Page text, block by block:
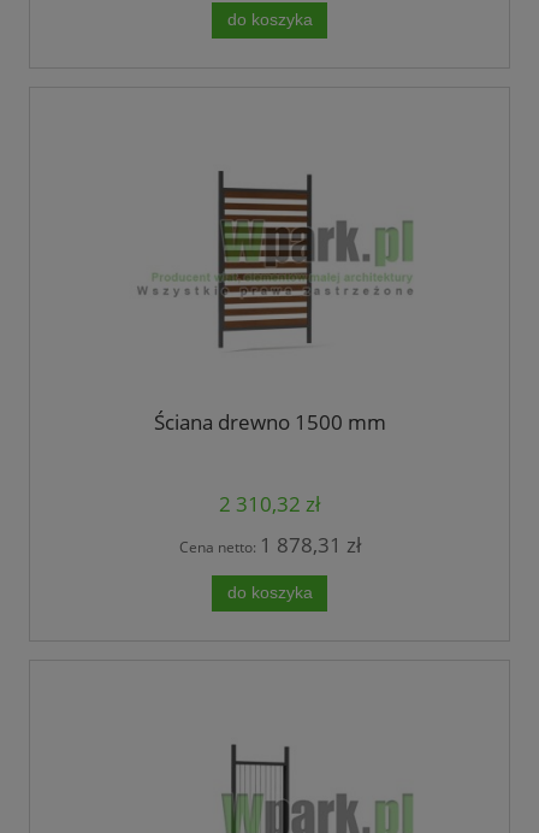
do koszyka
Ściana drewno 1500 mm
2 310,32 zł
Cena netto: 1 878,31 zł
do koszyka